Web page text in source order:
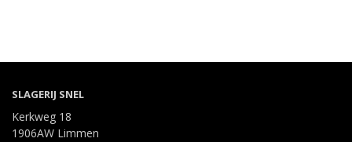
SLAGERIJ SNEL
Kerkweg 18
1906AW Limmen